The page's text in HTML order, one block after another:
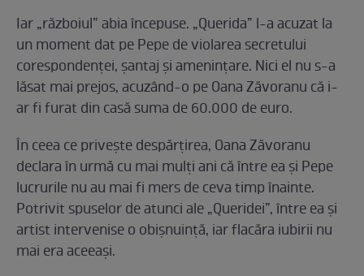
Iar „războiul” abia începuse. „Querida” l-a acuzat la
un moment dat pe Pepe de violarea secretului
corespondenţei, şantaj şi ameninţare. Nici el nu s-a
lăsat mai prejos, acuzând-o pe Oana Zăvoranu că i-
ar fi furat din casă suma de 60.000 de euro.
În ceea ce privește despărțirea, Oana Zăvoranu
declara în urmă cu mai mulți ani că între ea și Pepe
lucrurile nu au mai fi mers de ceva timp înainte.
Potrivit spuselor de atunci ale „Queridei”, între ea și
artist intervenise o obișnuință, iar flacăra iubirii nu
mai era aceeași.